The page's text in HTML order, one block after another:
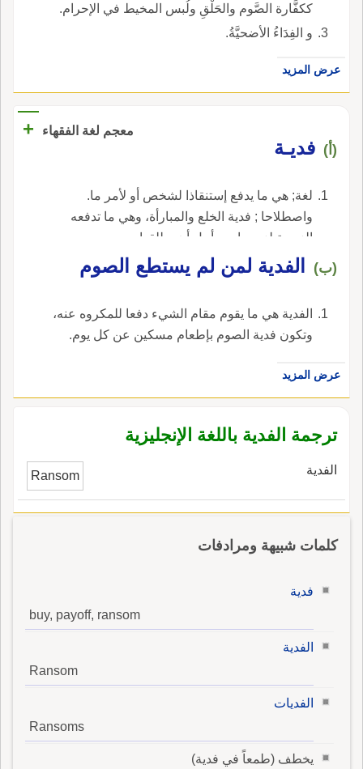
ككفَّارة الصَّوم والحَلْقِ ولُبس المخيط في الإحرام.
و الفِدَاءُ الأضحيَّةُ.
عرض المزيد
معجم لغة الفقهاء +
(أ) فديـة
لغة; هي ما يدفع إستنقاذا لشخص أو لأمر ما.
واصطلاحا ; فدية الخلع والمبارأة، وهي ما تدفعه
الزوجة لزوجها من أجل أن يطلقها.
(ب) ‏الفدية لمن لم يستطع الصوم‏
‏الفدية هي ما يقوم مقام الشيء دفعا للمكروه عنه،
وتكون فدية الصوم بإطعام مسكين عن كل يوم‏.
عرض المزيد
ترجمة الفدية باللغة الإنجليزية
الفدية Ransom
كلمات شبيهة ومرادفات
فدية
buy, payoff, ransom
الفدية
Ransom
الفديات
Ransoms
يخطف (طمعاً في فدية)